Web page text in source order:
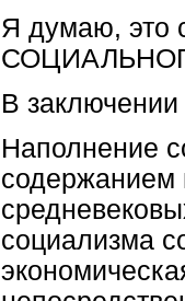
Я думаю, это
В
Наполнение
содержанием
социализма